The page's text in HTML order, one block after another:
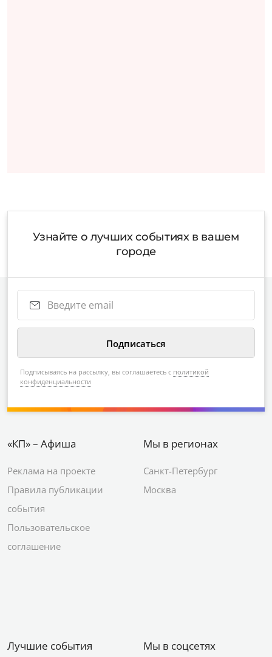
Узнайте о лучших событиях в вашем
городе
Подписываясь на рассылку, вы соглашаетесь с политикой
конфиденциальности
«КП» – Афиша
Реклама на проекте
Правила публикации
события
Пользовательское
соглашение
Мы в регионах
Санкт-Петербург
Москва
Лучшие события Мы в соцсетях